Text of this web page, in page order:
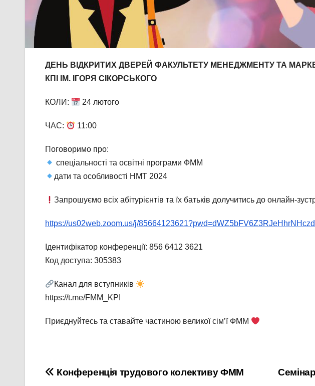
ДЕНЬ ВІДКРИТИХ ДВЕРЕЙ ФАКУЛЬТЕТУ МЕНЕДЖМЕНТУ ТА
КПІ ІМ. ІГОРЯ СІКОРСЬКОГО
КОЛИ: 24 лютого
ЧАС: 11:00
Поговоримо про:
спеціальності та освітні програми ФММ
дати та особливості НМТ 2024
Запрошуємо всіх абітурієнтів та їх батьків долучитись до онлайн-
https://us02web.zoom.us/j/
Ідентифікатор конференції: 856 6412 3621
Код доступа: 305383
Канал для вступників
https://t.me/FMM_KPI
Приєднуйтесь та ставайте частиною великої сім’ї ФММ
Навігація
Семінар
Конференція трудового колективу ФММ